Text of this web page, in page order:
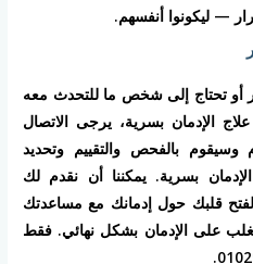
— ليكونوا أنفسهم.
أو تحتاج إلى شخص ما للتحدث معه
الإدمان بسرية، يرجى الاتصال
وسيقوم بالفحص والتقييم وتحديد
بسرية. يمكننا أن نقدم لك
قلبك حول إدمانك مع مساعدتك
على الإدمان بشكل نهائي. فقط